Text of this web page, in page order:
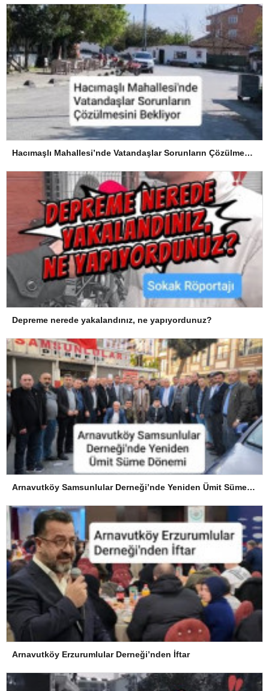
Hacımaşlı Mahallesi’nde Vatandaşlar Sorunların Çözülmesini Bekliyor
Depreme nerede yakalandınız, ne yapıyordunuz?
Arnavutköy Samsunlular Derneği’nde Yeniden Ümit Süme Dönemi
Arnavutköy Erzurumlular Derneği’nden İftar